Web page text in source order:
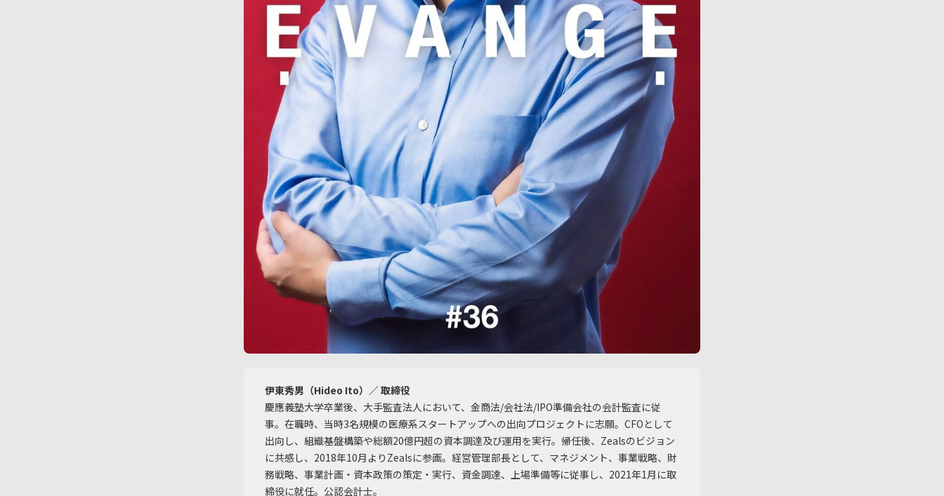
伊東秀男（Hideo Ito）／ 取締役
慶應義塾大学卒業後、大手監査法人において、金商法/会社法/IPO準備会社の会計監査に従
事。在職時、当時3名規模の医療系スタートアップへの出向プロジェクトに志願。CFOとして
出向し、組織基盤構築や総額20億円超の資本調達及び運用を実行。帰任後、Zealsのビジョン
に共感し、2018年10月よりZealsに参画。経営管理部長として、マネジメント、事業戦略、財
務戦略、事業計画・資本政策の策定・実行、資金調達、上場準備等に従事し、2021年1月に取
締役に就任。公認会計士。